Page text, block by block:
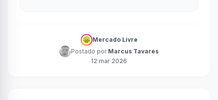
Mercado Livre
Postado por Marcus Tavares
12 mar 2026